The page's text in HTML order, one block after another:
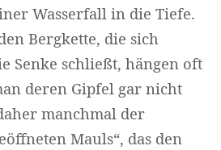
Wasserfall in die Tiefe.
Bergkette, die sich
Senke schließt, hängen oft
deren Gipfel gar nicht
manchmal der
Mauls“, das den